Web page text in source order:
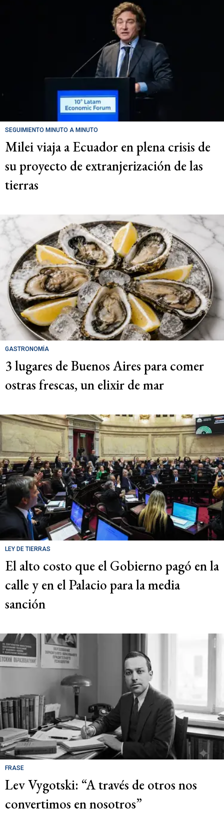
SEGUIMIENTO MINUTO A MINUTO
Milei viaja a Ecuador en plena crisis de
su proyecto de extranjerización de las
tierras
GASTRONOMÍA
3 lugares de Buenos Aires para comer
ostras frescas, un elixir de mar
LEY DE TIERRAS
El alto costo que el Gobierno pagó en la
calle y en el Palacio para la media
sanción
FRASE
Lev Vygotski: “A través de otros nos
convertimos en nosotros”